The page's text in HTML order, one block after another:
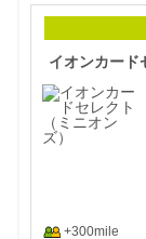
イオンカード
+300mile